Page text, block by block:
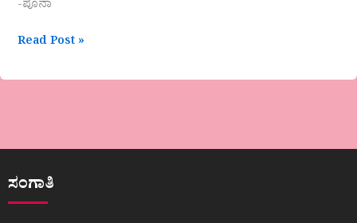
-ಪೂನಾ
Read Post »
ಸಂಗಾತಿ